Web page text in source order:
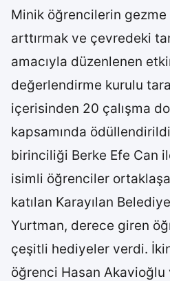
Minik öğrencilerin
arttırmak ve çevredeki
amacıyla düzenlenen
değerlendirme kurulu
içerisinden 20 çalışma
kapsamında
birinciliği Berke Efe Can
isimli öğrenciler
katılan Karayılan
Yurtman, derece giren
çeşitli hediyeler verdi.
öğrenci Hasan